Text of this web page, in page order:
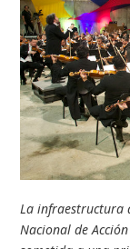
La infraestructura
Nacional de